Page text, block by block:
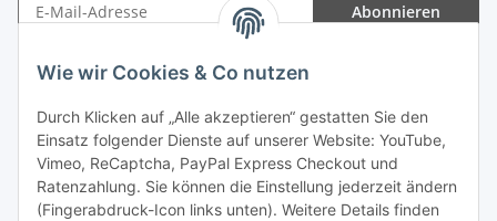
Wie wir Cookies & Co nutzen
Durch Klicken auf „Alle akzeptieren“ gestatten Sie den
Einsatz folgender Dienste auf unserer Website: YouTube,
Vimeo, ReCaptcha, PayPal Express Checkout und
Ratenzahlung. Sie können die Einstellung jederzeit ändern
(Fingerabdruck-Icon links unten). Weitere Details finden
Abonnieren
Gesetzliche Informationen